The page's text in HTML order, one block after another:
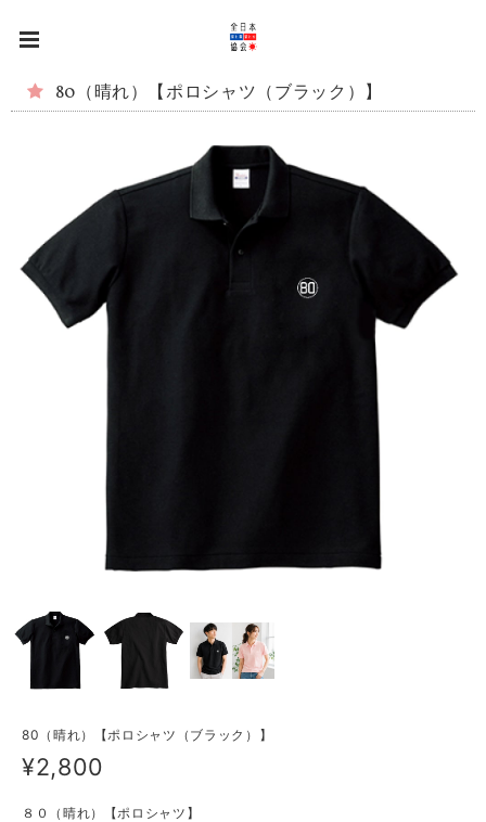
80（晴れ）【ポロシャツ（ブラック）】
80（晴れ）【ポロシャツ（ブラック）】
¥2,800
８０（晴れ）【ポロシャツ】